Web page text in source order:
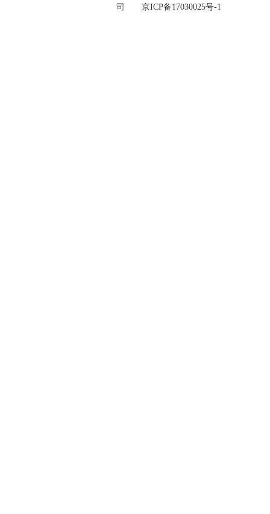
司 京ICP备17030025号-1